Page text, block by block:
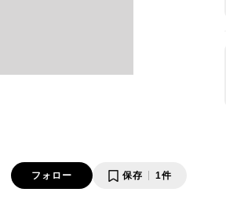
フォロー 保存 1件